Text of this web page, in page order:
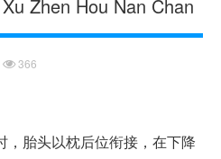
Zhen Hou Nan Chan
366
，胎头以枕后位衔接，在下降